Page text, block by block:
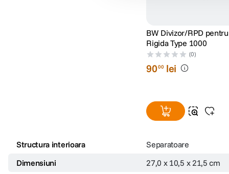
BW Divizor/RPD
Rigida Type 1000
(0)
9000 lei
Structura interioara Separatoare
Dimensiuni
27,0 x 10,5 x 21,5 cm